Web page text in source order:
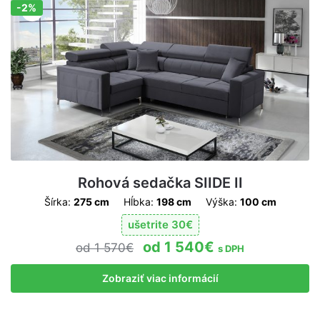
Zľava!
-2%
Rohová sedačka SIIDE II
Šírka: 275 cm Hĺbka: 198 cm Výška: 100 cm
ušetrite 30€
1 570€ 1 540€ s DPH
Zobraziť viac informácií